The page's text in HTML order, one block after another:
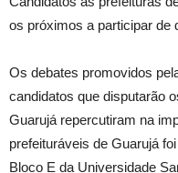
os próximos a participar de
Os debates promovidos
candidatos que disputarão
Guarujá repercutiram na
prefeituráveis de Guarujá
Bloco E da Universidade